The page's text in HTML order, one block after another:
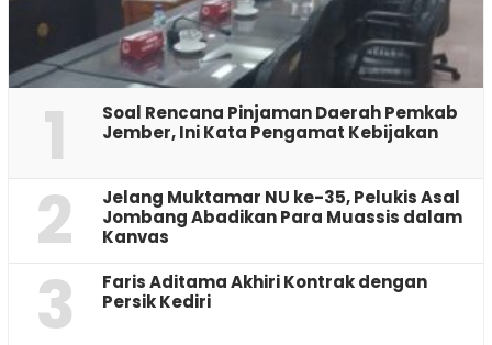
1
‎Soal Rencana Pinjaman Daerah Pemkab
Jember, Ini Kata Pengamat Kebijakan ‎
2
Jelang Muktamar NU ke-35, Pelukis Asal
Jombang Abadikan Para Muassis dalam
Kanvas
3
Faris Aditama Akhiri Kontrak dengan
Persik Kediri